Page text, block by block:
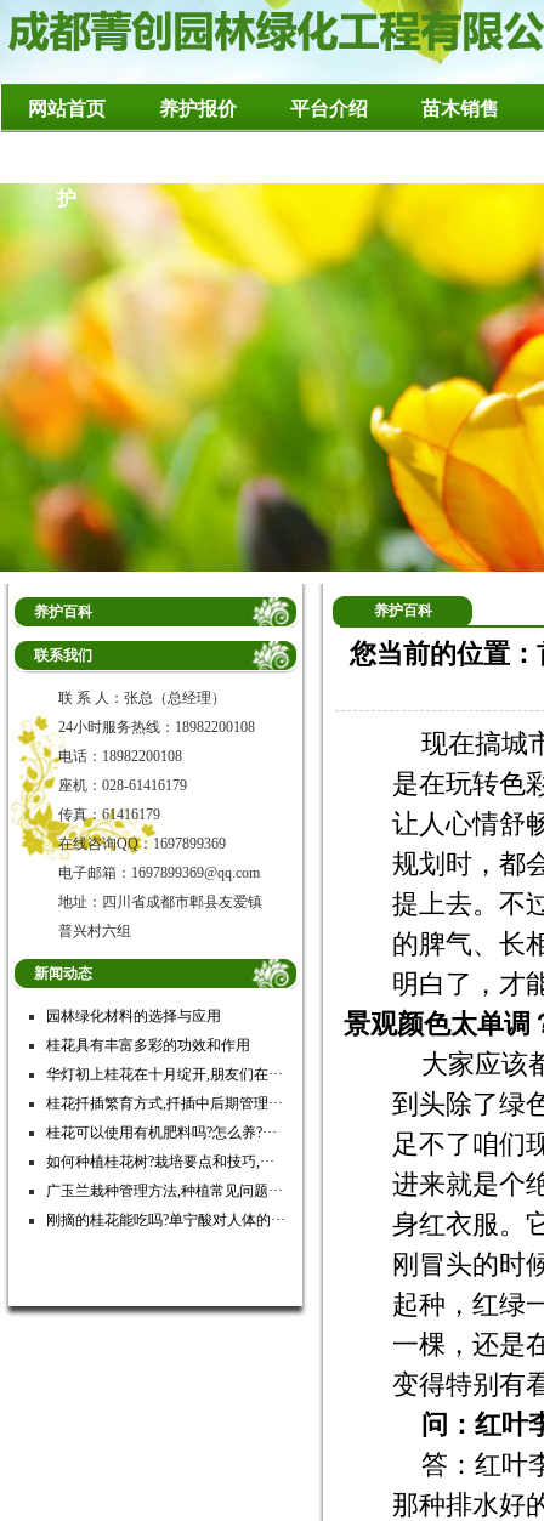
网站首页 养护报价 平台介绍 苗木销售
护
养护百科
联系我们
联 系 人：张总（总经理）
24小时服务热线：18982200108
电话：18982200108
座机：028-61416179
传真：61416179
在线咨询QQ：1697899369
电子邮箱：1697899369@qq.com
地址：四川省成都市郫县友爱镇
普兴村六组
新闻动态
园林绿化材料的选择与应用
桂花具有丰富多彩的功效和作用
华灯初上桂花在十月绽开,朋友们在···
桂花扦插繁育方式,扦插中后期管理···
桂花可以使用有机肥料吗?怎么养?···
如何种植桂花树?栽培要点和技巧,···
广玉兰栽种管理方法,种植常见问题···
刚摘的桂花能吃吗?单宁酸对人体的···
养护百科
您当前的位置：
现在搞城
是在玩转色
让人心情舒
规划时，都
提上去。不
的脾气、长
明白了，才
景观颜色太单调
大家应该
到头除了绿
足不了咱们
进来就是个
身红衣服。
刚冒头的时
起种，红绿
一棵，还是
变得特别有
问：红叶
答：红叶
那种排水好